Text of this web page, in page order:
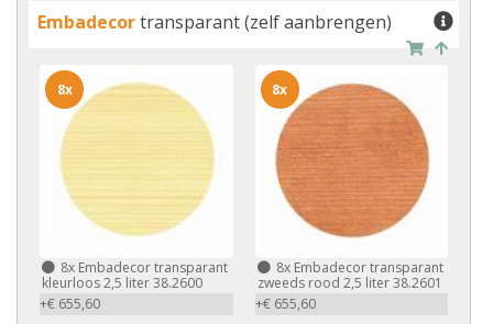
Embadecortransparant (zelf aanbrengen)
8x Embadecor transparant
kleurloos 2,5 liter 38.2600
+€ 655,60
8x
8xEmbadecor transparant
zweeds rood 2,5 liter 38.2601
+€ 655,60
8x